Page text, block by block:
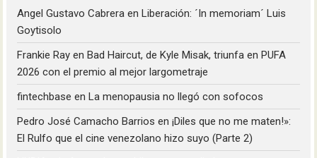
Angel Gustavo Cabrera enLiberación: ´In memoriam´ Luis
Goytisolo
Frankie Ray enBad Haircut, de Kyle Misak, triunfa en PUFA
2026 con el premio al mejor largometraje
fintechbase enLa menopausia no llegó con sofocos
Pedro José Camacho Barrios en¡Diles que no me maten!»:
El Rulfo que el cine venezolano hizo suyo (Parte 2)